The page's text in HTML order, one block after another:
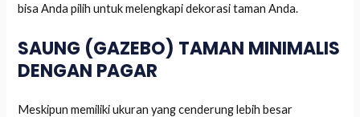
bisa Anda pilih untuk melengkapi dekorasi taman Anda.
SAUNG (GAZEBO) TAMAN MINIMALIS
DENGAN PAGAR
Meskipun memiliki ukuran yang cenderung lebih besar